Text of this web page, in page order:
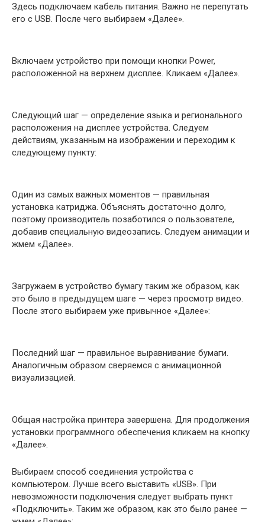
Здесь подключаем кабель питания. Важно не перепутать
его с USB. После чего выбираем «Далее».
Включаем устройство при помощи кнопки Power,
расположенной на верхнем дисплее. Кликаем «Далее».
Следующий шаг — определение языка и регионального
расположения на дисплее устройства. Следуем
действиям, указанным на изображении и переходим к
следующему пункту:
Один из самых важных моментов — правильная
установка катриджа. Объяснять достаточно долго,
поэтому производитель позаботился о пользователе,
добавив специальную видеозапись. Следуем анимации и
жмем «Далее».
Загружаем в устройство бумагу таким же образом, как
это было в предыдущем шаге — через просмотр видео.
После этого выбираем уже привычное «Далее»:
Последний шаг — правильное выравнивание бумаги.
Аналогичным образом сверяемся с анимационной
визуализацией.
Общая настройка принтера завершена. Для продолжения
установки программного обеспечения кликаем на кнопку
«Далее».
Выбираем способ соединения устройства с
компьютером. Лучше всего выставить «USB». При
невозможности подключения следует выбрать пункт
«Подключить». Таким же образом, как это было ранее —